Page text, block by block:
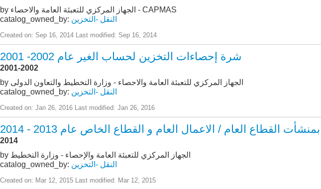
by الجهاز المركزي للتعبئة العامة والاحصاء - CAPMAS
catalog_owned_by: النقل -التخزين
Created on: Sep 16, 2014 Last modified: Sep 16, 2014
شرة إحصاءات التخزين لحساب الغير عام 2002- 2001
2001-2002
by الجهاز المركزي للتعبئة العامة والاحصاء - وزارة التخطيط والتعاون الدولى
catalog_owned_by: النقل -التخزين
Created on: Jan 26, 2016 Last modified: Jan 26, 2016
القطاع العام / الاعمال العام و القطاع الخاص عام 2013 - 2014
2014
by الجهاز المركزي للتعبئة العامة والإحصاء - وزارة التخطيط
catalog_owned_by: النقل -التخزين
Created on: Mar 12, 2015 Last modified: Mar 12, 2015